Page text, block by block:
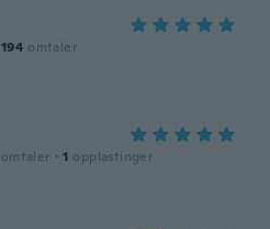
194 omtaler
omtaler · 1 opplastinger